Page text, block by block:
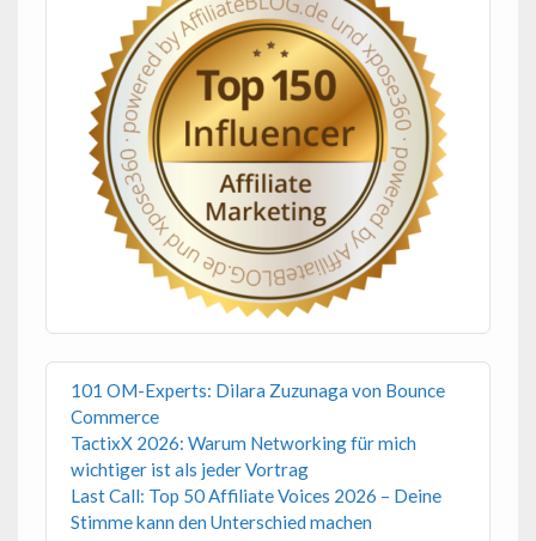
101 OM-Experts: Dilara Zuzunaga von Bounce
Commerce
TactixX 2026: Warum Networking für mich
wichtiger ist als jeder Vortrag
Last Call: Top 50 Affiliate Voices 2026 – Deine
Stimme kann den Unterschied machen